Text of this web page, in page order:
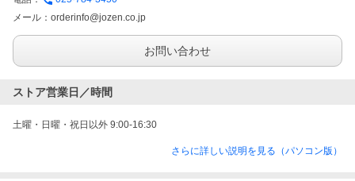
メール： orderinfo@jozen.co.jp
お問い合わせ
ストア営業日／時間
土曜・日曜・祝日以外 9:00-16:30
さらに詳しい説明を見る（パソコン版）